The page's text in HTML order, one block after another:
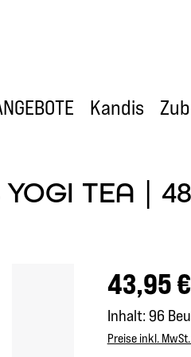
Kandis
TEA |
Regulärer Preis:
43,95 €
Inhalt: 96
Preise inkl.